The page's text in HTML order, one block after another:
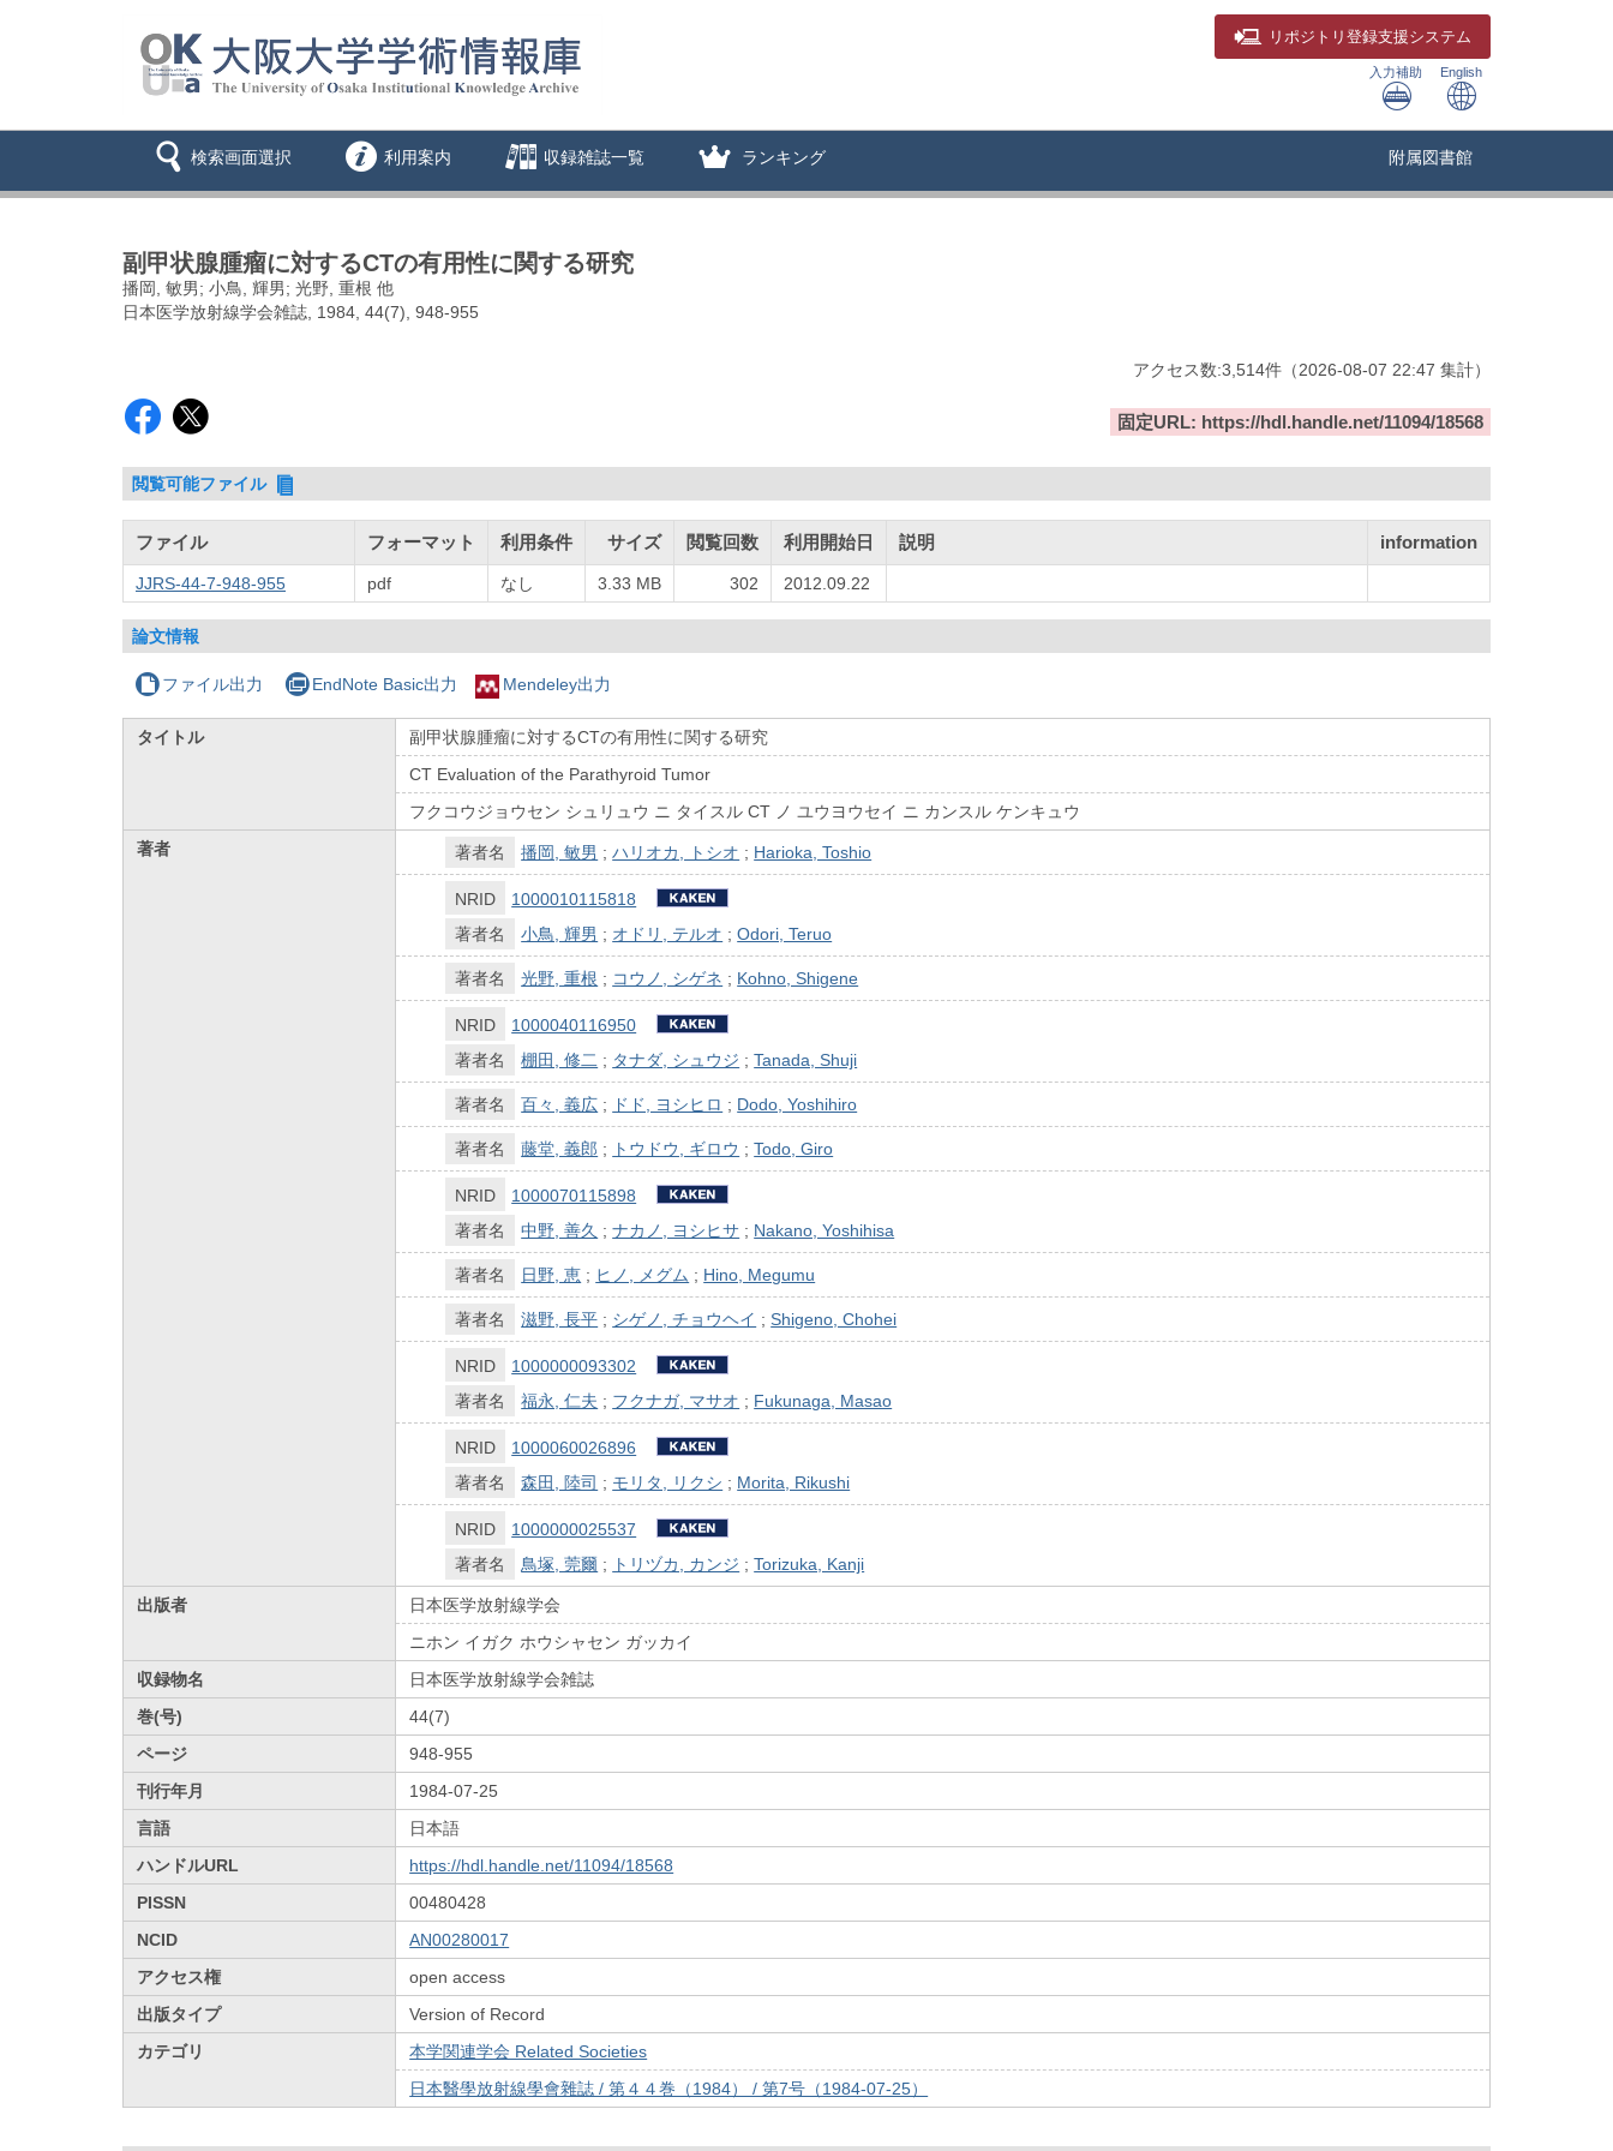
リポジトリ 登録支援システム
入力補助 English
検索画面選択 利用案内 収録雑誌一覧 ランキング 附属図書館
副甲状腺腫瘤に対するCTの有用性に関する研究
播岡, 敏男; 小鳥, 輝男; 光野, 重根 他
日本医学放射線学会雑誌, 1984, 44(7), 948-955
アクセス数:3,514件 （2026-08-07 22:47 集計）
固定URL: https://hdl.handle.net/11094/18568
閲覧可能ファイル
ファイル フォーマット 利用条件 サイズ 閲覧回数 利用開始日 説明 information
JJRS-44-7-948-955 pdf なし 3.33 MB 302 2012.09.22
論文情報
ファイル出力 EndNote Basic出力 Mendeley出力
タイトル
副甲状腺腫瘤に対するCTの有用性に関する研究
CT Evaluation of the Parathyroid Tumor
フクコウジョウセン シュリュウ ニ タイスル CT ノ ユウヨウセイ ニ カンスル ケンキュウ
著者
著者名 播岡, 敏男 ;ハリオカ, トシオ ; Harioka, Toshio
NRID
1000010115818
著者名
小鳥, 輝男 ; オドリ, テルオ ;Odori, Teruo
著者名 光野, 重根 ; コウノ, シゲネ ; Kohno, Shigene
NRID
1000040116950
著者名
棚田, 修二 ; タナダ, シュウジ ;Tanada, Shuji
著者名 百々, 義広 ; ドド, ヨシヒロ ; Dodo, Yoshihiro
著者名 藤堂, 義郎 ; トウドウ, ギロウ ;Todo, Giro
NRID
1000070115898
著者名
中野, 善久 ;ナカノ, ヨシヒサ ; Nakano, Yoshihisa
著者名 日野, 恵 ; ヒノ, メグム ; Hino, Megumu
著者名 滋野, 長平 ; シゲノ, チョウヘイ ;Shigeno, Chohei
NRID
1000000093302
著者名
福永, 仁夫 ; フクナガ, マサオ ; Fukunaga, Masao
NRID
1000060026896
著者名
森田, 陸司 ; モリタ, リクシ ; Morita, Rikushi
NRID
1000000025537
著者名
鳥塚, 莞爾 ; トリヅカ, カンジ ;Torizuka, Kanji
出版者
日本医学放射線学会
ニホン イガク ホウシャセン ガッカイ
収録物名
日本医学放射線学会雑誌
巻(号)
44(7)
ページ
948-955
刊行年月
1984-07-25
言語
日本語
ハンドルURL
https://hdl.handle.net/11094/18568
PISSN
00480428
NCID
AN00280017
アクセス権
open access
出版タイプ
Version of Record
カテゴリ
本学関連学会 Related Societies
日本醫學放射線學會雜誌 / 第４４巻（1984） / 第7号（1984-07-25）